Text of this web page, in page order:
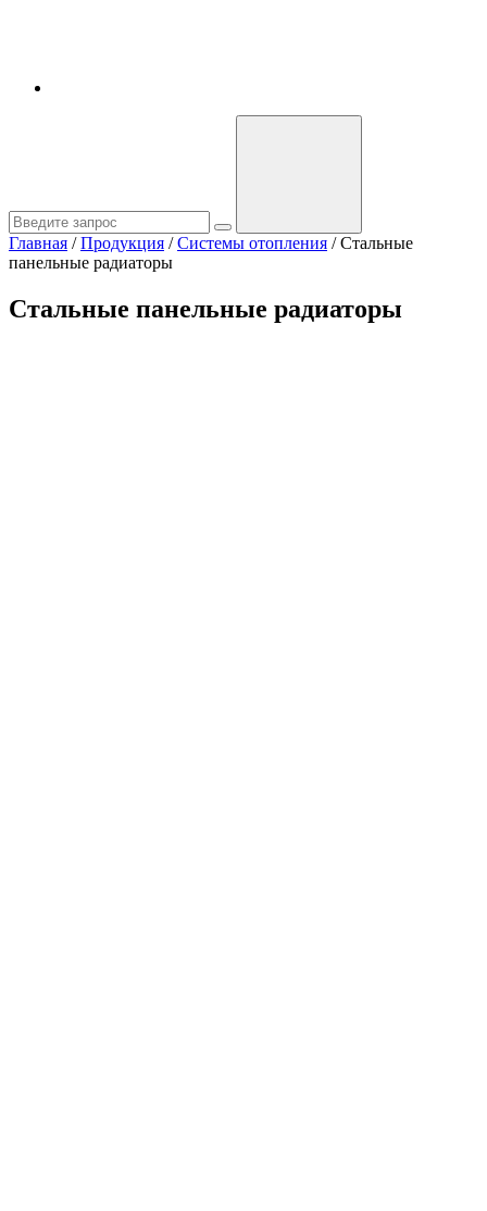
Главная / Продукция / Системы отопления /Стальные
панельные радиаторы
Стальные панельные радиаторы